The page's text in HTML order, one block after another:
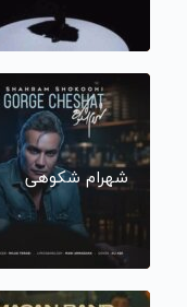
شهرام شکوهی